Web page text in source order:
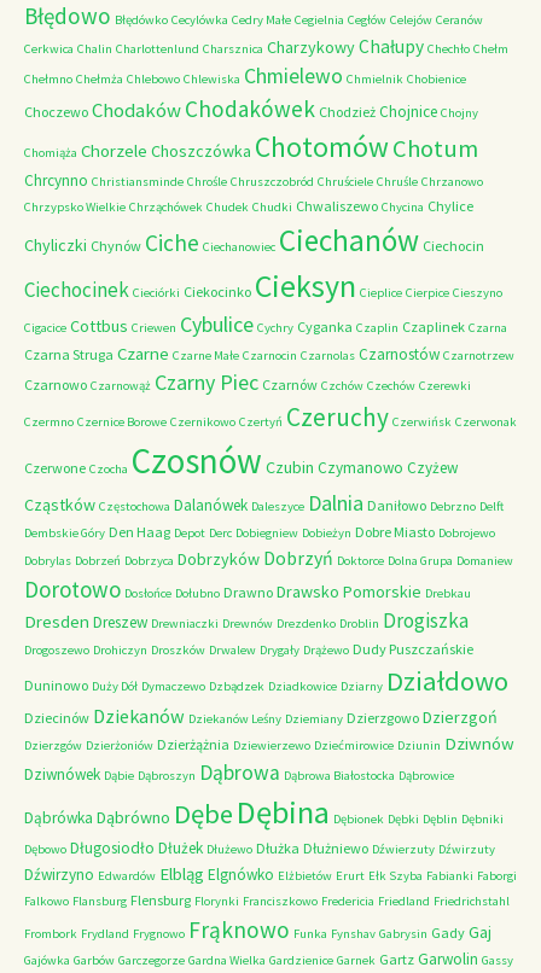
Błędowo Błędówko Cecylówka Cedry Małe Cegielnia Cegłów Celejów Ceranów
Cerkwica Chalin Charlottenlund Charsznica CharzykowyChałupy Chechło Chełm
Chełmno Chełmża Chlebowo Chlewiska Chmielewo Chmielnik Chobienice
Choczewo ChodakówChodakówek Chodzież Chojnice Chojny
Chomiąża Chorzele Choszczówka ChotomówChotum
Chrcynno Christiansminde Chrośle Chruszczobród Chruściele Chruśle Chrzanowo
Chrzypsko Wielkie Chrząchówek Chudek Chudki Chwaliszewo Chycina Chylice
Chyliczki Chynów Ciche Ciechanowiec Ciechanów Ciechocin
Ciechocinek Cieciórki Ciekocinko Cieksyn Cieplice Cierpice Cieszyno
Cigacice Cottbus Criewen Cybulice Cychry Cyganka Czaplin Czaplinek Czarna
Czarna Struga Czarne Czarne Małe Czarnocin Czarnolas Czarnostów Czarnotrzew
Czarnowo Czarnowąż Czarny Piec Czarnów Czchów Czechów Czerewki
Czermno Czernice Borowe Czernikowo Czertyń Czeruchy Czerwińsk Czerwonak
Czerwone Czocha Czosnów Czubin Czymanowo Czyżew
Cząstków Częstochowa Dalanówek Daleszyce Dalnia Daniłowo Debrzno Delft
Dembskie Góry Den Haag Depot Derc Dobiegniew Dobieżyn Dobre Miasto Dobrojewo
Dobrylas Dobrzeń Dobrzyca Dobrzyków Dobrzyń Doktorce Dolna Grupa Domaniew
Dorotowo Dosłońce Dołubno Drawno Drawsko Pomorskie Drebkau
Dresden Dreszew Drewniaczki Drewnów Drezdenko Droblin Drogiszka
Drogoszewo Drohiczyn Droszków Drwalew Drygały Drążewo Dudy Puszczańskie
Duninowo Duży Dół Dymaczewo Dzbądzek Dziadkowice Dziarny Działdowo
Dziecinów Dziekanów Dziekanów Leśny Dziemiany Dzierzgowo Dzierzgoń
Dzierzgów Dzierżoniów Dzierżążnia Dziewierzewo Dziećmirowice Dziunin Dziwnów
Dziwnówek Dąbie Dąbroszyn Dąbrowa Dąbrowa Białostocka Dąbrowice
Dąbrówka Dąbrówno Dębe Dębina Dębionek Dębki Dęblin Dębniki
Dębowo Długosiodło Dłużek Dłużewo Dłużka Dłużniewo Dźwierzuty Dźwirzuty
Dźwirzyno Edwardów Elbląg Elgnówko Elżbietów Erurt Ełk Szyba Fabianki Faborgi
Falkowo Flansburg Flensburg Florynki Franciszkowo Fredericia Friedland Friedrichstahl
Frombork Frydland Frygnowo Frąknowo Funka Fynshav Gabrysin Gady Gaj
Gajówka Garbów Garczegorze Gardna Wielka Gardzienice Garnek Gartz Garwolin Gassy